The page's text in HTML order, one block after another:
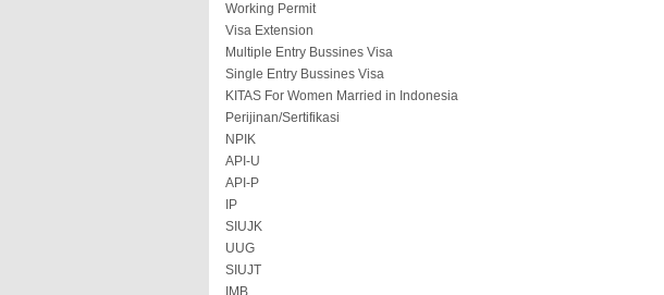
Working Permit
Visa Extension
Multiple Entry Bussines Visa
Single Entry Bussines Visa
KITAS For Women Married in Indonesia
Perijinan/Sertifikasi
NPIK
API-U
API-P
IP
SIUJK
UUG
SIUJT
IMB